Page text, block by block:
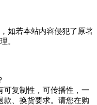
如若本站内容侵犯了原著
。
可复制性，可传播性，一
款、换货要求。请您在购